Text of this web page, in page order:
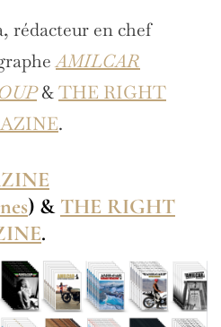
rédacteur en chef
AMILCAR
&THE RIGHT
.
) & THE RIGHT
.